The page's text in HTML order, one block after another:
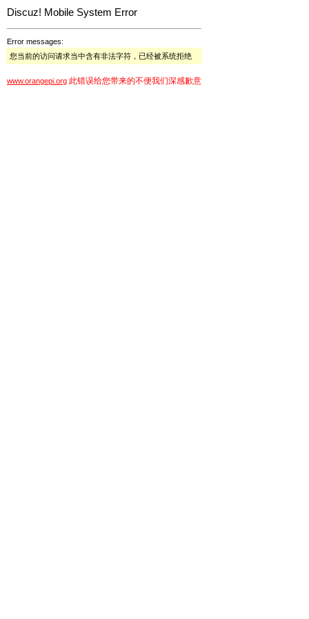
Discuz! Mobile System Error
Error messages:
您当前的访问请求当中含有非法字符，已经被系统拒绝
www.orangepi.org 此错误给您带来的不便我们深感歉意